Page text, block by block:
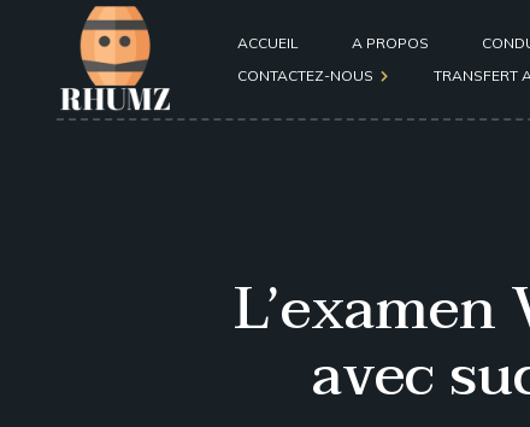
ACCUEIL A PROPOS
CONTACTEZ-NOUS
après une course
TRANSFERT
avec